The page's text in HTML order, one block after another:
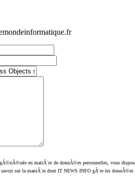
en matiÃ¨re de donnÃ©es personnelles, vous
savoir sur la maniÃ¨re dont IT NEWS INFO gÃ¨re les